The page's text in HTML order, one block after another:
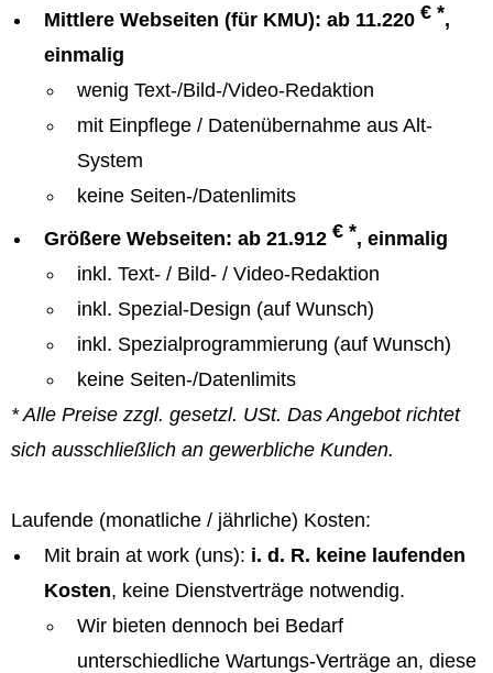
Mittlere Webseiten (für KMU): ab 11.220 € *,
einmalig
wenig Text-/Bild-/Video-Redaktion
mit Einpflege / Datenübernahme aus Alt-
System
keine Seiten-/Datenlimits
Größere Webseiten: ab 21.912 € *, einmalig
inkl. Text- / Bild- / Video-Redaktion
inkl. Spezial-Design (auf Wunsch)
inkl. Spezialprogrammierung (auf Wunsch)
keine Seiten-/Datenlimits
* Alle Preise zzgl. gesetzl. USt. Das Angebot richtet
sich ausschließlich an gewerbliche Kunden.
Laufende (monatliche / jährliche) Kosten:
Mit brain at work (uns): i. d. R. keine laufenden
Kosten, keine Dienstverträge notwendig.
Wir bieten dennoch bei Bedarf
unterschiedliche Wartungs-Verträge an, diese